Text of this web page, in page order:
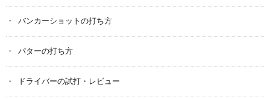
バンカーショットの打ち方
パターの打ち方
ドライバーの試打・レビュー